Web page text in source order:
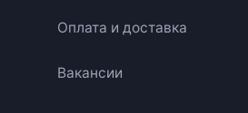
Оплата и доставка
Вакансии